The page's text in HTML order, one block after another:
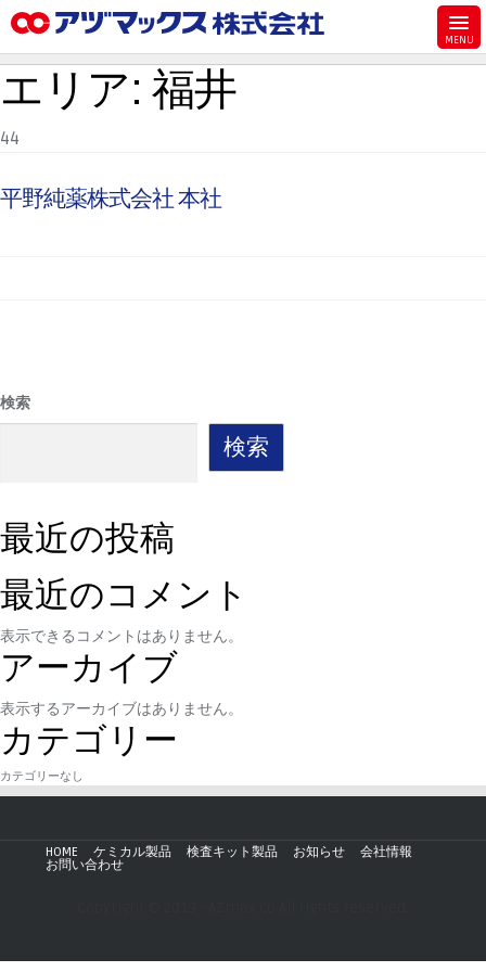
ホーム
ご注文
見積発行
エリア: 福井
44
平野純薬株式会社 本社
検索
検索
最近の投稿
最近のコメント
表示できるコメントはありません。
アーカイブ
表示するアーカイブはありません。
カテゴリー
カテゴリーなし
HOME ケミカル製品 検査キット製品 お知らせ
会社情報
お問い合わせ